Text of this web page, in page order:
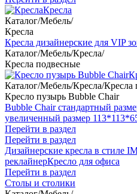
Кресла
Каталог/Мебель/
Кресла
Кресла дизайнерские для VIP
Каталог/Мебель/Кресла/
Кресла подвесные
Каталог/Мебель/Кресла/Кресла
Кресло пузырь Bubble Chair
Bubble Chair стандартный
увеличенный размер
Перейти в раздел
Перейти в раздел
Дизайнерские кресла в стиле
реклайнерКресло для офиса
Перейти в раздел
Столы и столики